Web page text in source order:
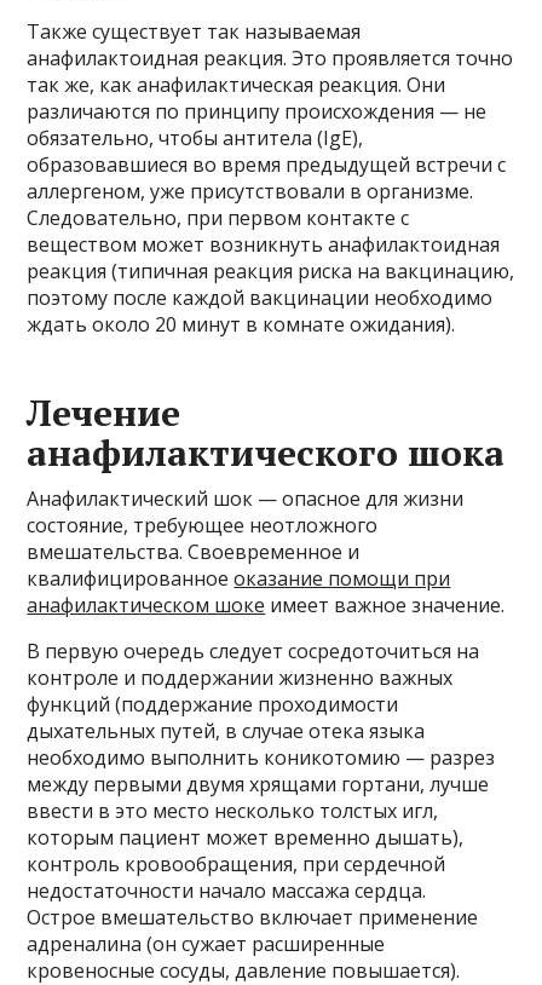
Также существует так называемая
анафилактоидная реакция. Это проявляется точно
так же, как анафилактическая реакция. Они
различаются по принципу происхождения — не
обязательно, чтобы антитела (IgE),
образовавшиеся во время предыдущей встречи с
аллергеном, уже присутствовали в организме.
Следовательно, при первом контакте с
веществом может возникнуть анафилактоидная
реакция (типичная реакция риска на вакцинацию,
поэтому после каждой вакцинации необходимо
ждать около 20 минут в комнате ожидания).
Лечение
анафилактического шока
Анафилактический шок — опасное для жизни
состояние, требующее неотложного
вмешательства. Своевременное и
квалифицированноеоказание помощи при
анафилактическом шоке имеет важное значение.
В первую очередь следует сосредоточиться на
контроле и поддержании жизненно важных
функций (поддержание проходимости
дыхательных путей, в случае отека языка
необходимо выполнить коникотомию — разрез
между первыми двумя хрящами гортани, лучше
ввести в это место несколько толстых игл,
которым пациент может временно дышать),
контроль кровообращения, при сердечной
недостаточности начало массажа сердца.
Острое вмешательство включает применение
адреналина (он сужает расширенные
кровеносные сосуды, давление повышается).